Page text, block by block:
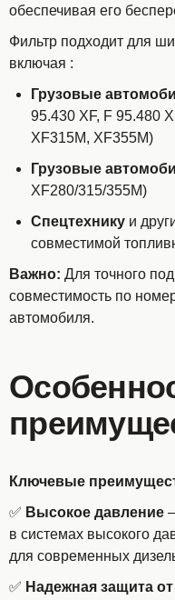
обеспечивая его
Фильтр подходит для
включая :
Грузовые
95.430 XF, F 95.480
XF315M, XF355M)
Грузовые
XF280/315/355M)
Спецтехнику и
совместимой
Важно: Для точного
совместимость по
автомобиля.
Ключевые
✅ Высокое давление
в системах высокого
для современных
✅ Надежная защита от